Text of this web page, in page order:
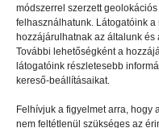
módszerrel szerzett
felhasználhatunk. Látogatóink
hozzájárulhatnak az általunk
További lehetőségként a
látogatóink részletesebb
kereső-beállításaikat.
Felhívjuk a figyelmet arra, hogy
nem feltétlenül szükséges az